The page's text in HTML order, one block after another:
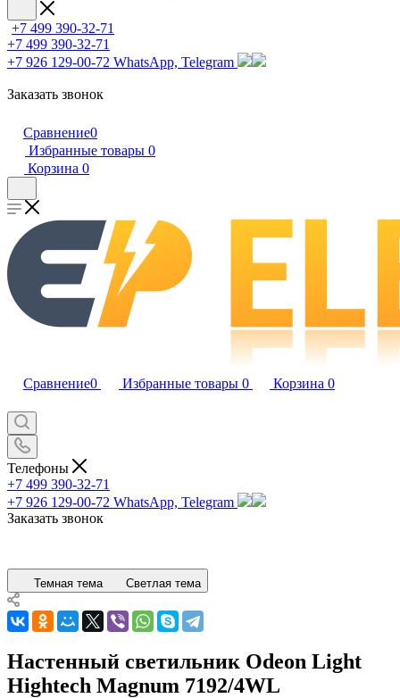
+7 499 390-32-71
+7 499 390-32-71
+7 926 129-00-72 WhatsApp, Telegram
Заказать звонок
Сравнение0
Избранные товары 0
Корзина 0
Сравнение0 Избранные товары 0 Корзина 0
Телефоны
+7 499 390-32-71
+7 926 129-00-72 WhatsApp, Telegram
Заказать звонок
Темная тема Светлая тема
Настенный светильник Odeon Light
Hightech Magnum 7192/4WL